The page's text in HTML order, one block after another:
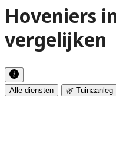
Hoveniers
vergelijken
Alle diensten 🌿 Tuinaanleg